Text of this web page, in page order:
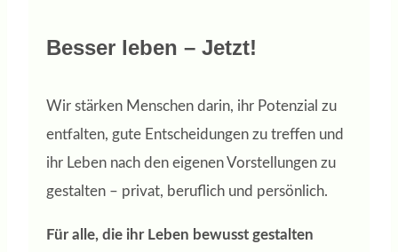
Besser leben – Jetzt!
Wir stärken Menschen darin, ihr Potenzial zu
entfalten, gute Entscheidungen zu treffen und
ihr Leben nach den eigenen Vorstellungen zu
gestalten – privat, beruflich und persönlich.
Für alle, die ihr Leben bewusst gestalten